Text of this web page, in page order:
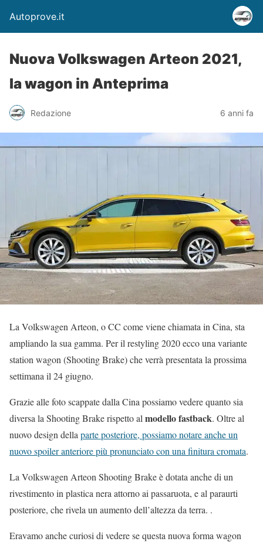
Autoprove.it
Nuova Volkswagen Arteon 2021,
la wagon in Anteprima
Redazione 6 anni fa
La Volkswagen Arteon, o CC come viene chiamata in Cina, sta
ampliando la sua gamma. Per il restyling 2020 ecco una variante
station wagon (Shooting Brake) che verrà presentata la prossima
settimana il 24 giugno.
Grazie alle foto scappate dalla Cina possiamo vedere quanto sia
diversa la Shooting Brake rispetto al modello fastback. Oltre al
nuovo design della parte posteriore, possiamo notare anche un
nuovo spoiler anteriore più pronunciato con una finitura cromata.
La Volkswagen Arteon Shooting Brake è dotata anche di un
rivestimento in plastica nera attorno ai passaruota, e al paraurti
posteriore, che rivela un aumento dell’altezza da terra. .
Eravamo anche curiosi di vedere se questa nuova forma wagon